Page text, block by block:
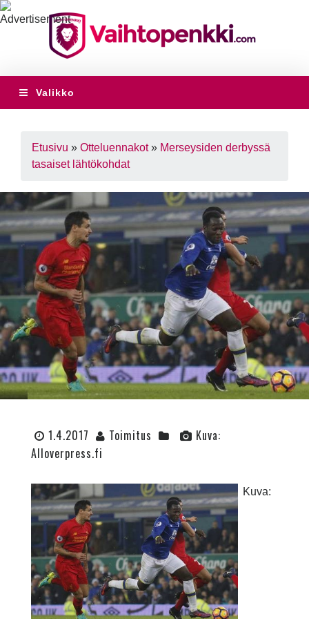
Valikko
Etusivu » Otteluennakot» Merseysiden derbyssä
tasaiset lähtökohdat
1.4.2017 Toimitus
Kuva:
Alloverpress.fi
Kuva: